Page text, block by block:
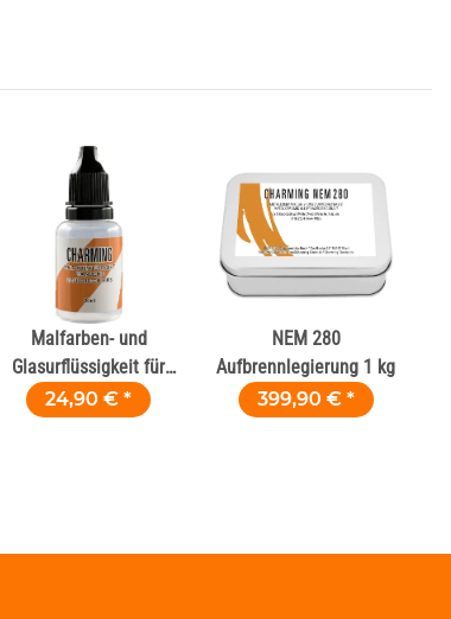
Malfarben- und
Glasurflüssigkeit für
Keramik und Zirkon 20
ml
24,90 € *
NEM 280
Aufbrennlegierung 1 kg
399,90 € *